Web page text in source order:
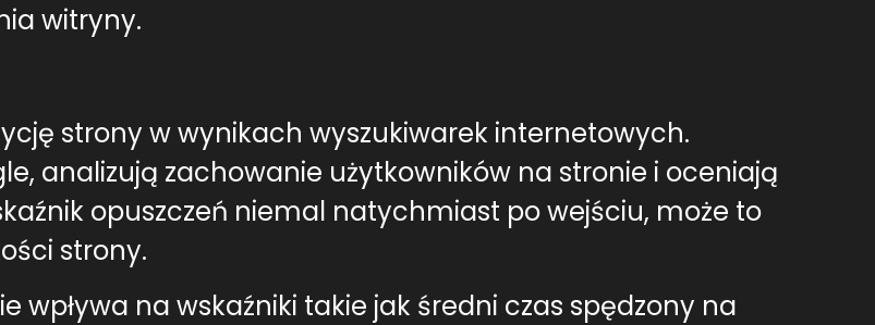
witryny.
strony w wynikach wyszukiwarek internetowych.
analizują zachowanie użytkowników na stronie i oceniają
opuszczeń niemal natychmiast po wejściu, może to
strony.
wpływa na wskaźniki takie jak średni czas spędzony na